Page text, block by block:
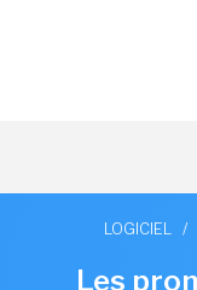
LOGICIEL /
Les